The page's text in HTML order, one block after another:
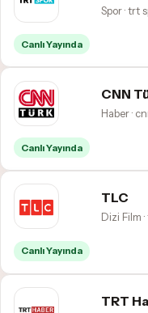
Spor · trt
Canlı Yayında
CNN
Haber ·
Canlı Yayında
TLC
Dizi Film
Canlı Yayında
TRT